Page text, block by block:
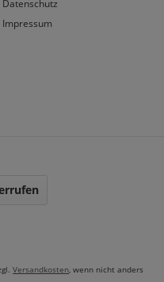
Datenschutz
Impressum
Versandkosten, wenn nicht anders